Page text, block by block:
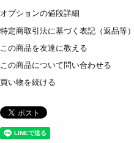
オプションの値段詳細
特定商取引法に基づく表記（返品等）
この商品を友達に教える
この商品について問い合わせる
買い物を続ける